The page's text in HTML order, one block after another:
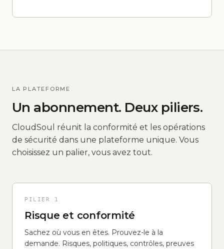
LA PLATEFORME
Un abonnement. Deux piliers.
CloudSoul réunit la conformité et les opérations
de sécurité dans une plateforme unique. Vous
choisissez un palier, vous avez tout.
PILIER 1
Risque et conformité
Sachez où vous en êtes. Prouvez-le à la
demande. Risques, politiques, contrôles, preuves